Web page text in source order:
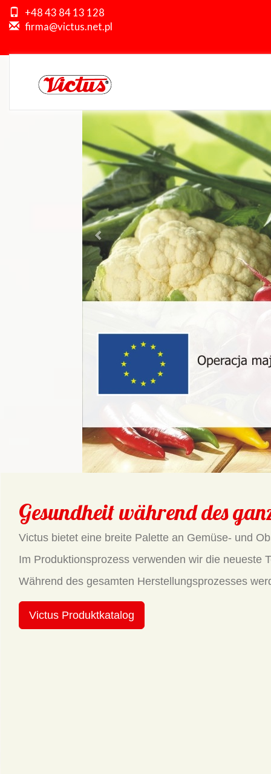
+48 43 84 13 128
firma@victus.net.pl
Previous
Gesundheit während des
Victus bietet eine breite Palette an Gemüse- und
Im Produktionsprozess verwenden wir die neueste
Während des gesamten Herstellungsprozesses
Victus Produktkatalog